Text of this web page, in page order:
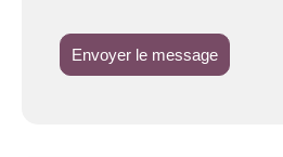
Envoyer le message